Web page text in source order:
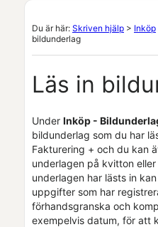
Du är här: Skriven hjälp > Inköp
bildunderlag
Läs in
Under Inköp -
bildunderlag som du har
Fakturering + och du kan
underlagen på kvitton
underlagen har lästs in
uppgifter som har
förhandsgranska och
exempelvis datum, för att